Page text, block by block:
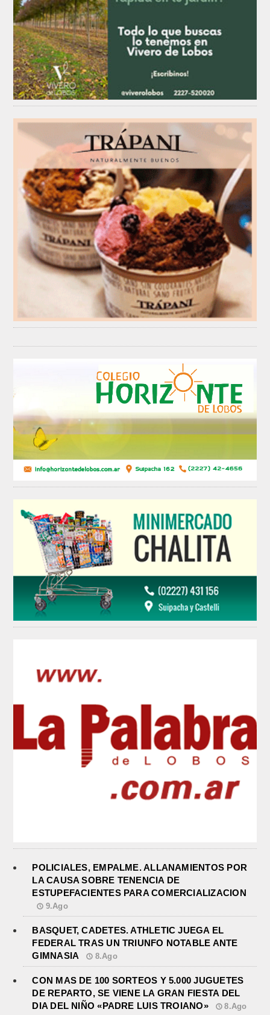
POLICIALES, EMPALME. ALLANAMIENTOS POR
LA CAUSA SOBRE TENENCIA DE
ESTUPEFACIENTES PARA COMERCIALIZACION
9.Ago
BASQUET, CADETES. ATHLETIC JUEGA EL
FEDERAL TRAS UN TRIUNFO NOTABLE ANTE
GIMNASIA
8.Ago
CON MAS DE 100 SORTEOS Y 5.000 JUGUETES
DE REPARTO, SE VIENE LA GRAN FIESTA DEL
DIA DEL NIÑO «PADRE LUIS TROIANO»
8.Ago